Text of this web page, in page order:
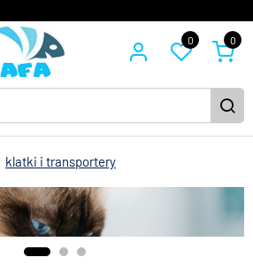
0 0
klatki i transportery